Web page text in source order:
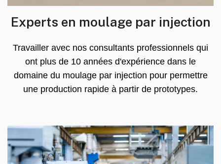
Experts en moulage par injection
Travailler avec nos consultants professionnels qui
ont plus de 10 années d'expérience dans le
domaine du moulage par injection pour permettre
une production rapide à partir de prototypes.